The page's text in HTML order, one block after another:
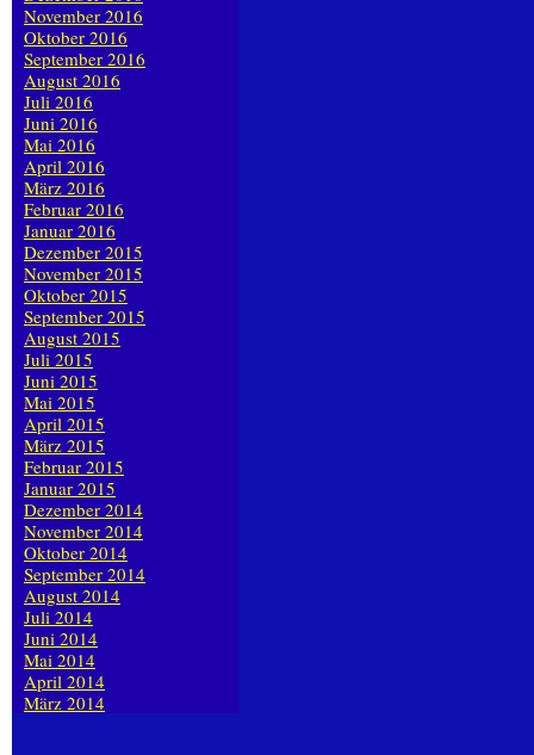
November 2016
Oktober 2016
September 2016
August 2016
Juli 2016
Juni 2016
Mai 2016
April 2016
März 2016
Februar 2016
Januar 2016
Dezember 2015
November 2015
Oktober 2015
September 2015
August 2015
Juli 2015
Juni 2015
Mai 2015
April 2015
März 2015
Februar 2015
Januar 2015
Dezember 2014
November 2014
Oktober 2014
September 2014
August 2014
Juli 2014
Juni 2014
Mai 2014
April 2014
März 2014